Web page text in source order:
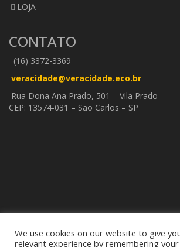
LOJA
CONTATO
(16) 3372-3369
veracidade@veracidade.eco.br
Rua Dona Ana Prado, 501 – Vila Prado
CEP: 13574-031 – São Carlos – SP
We use cookies on our website to give
relevant experience by remembering